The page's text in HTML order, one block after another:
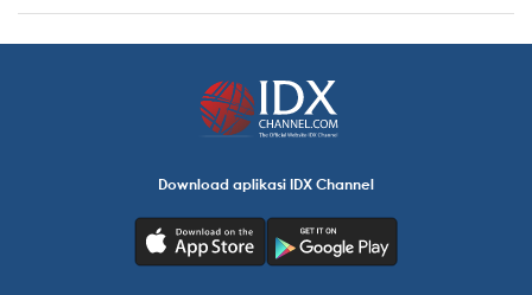
Download aplikasi IDX Channel